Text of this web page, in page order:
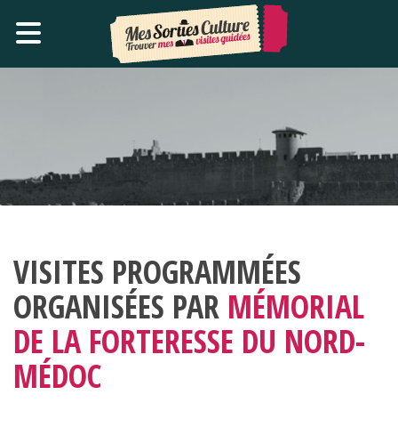
VISITES PROGRAMMÉES
ORGANISÉES PAR MÉMORIAL
DE LA FORTERESSE DU NORD-
MÉDOC